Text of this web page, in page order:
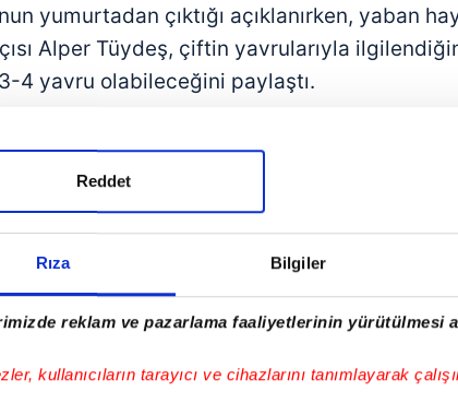
Rıza Bilgiler
reklam ve pazarlama faaliyetlerinin yürütülmesi
kullanıcıların tarayıcı ve cihazlarını tanımlayarak
Reddet
yumurtadan çıktığı açıklanırken, yaban
Alper Tüydeş, çiftin yavrularıyla
4 yavru olabileceğini paylaştı.